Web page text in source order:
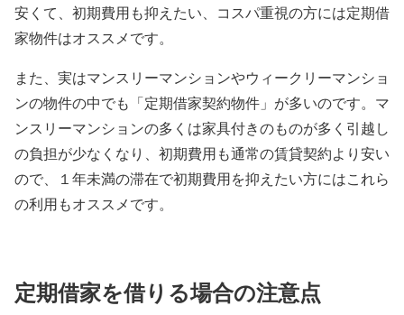
安くて、初期費用も抑えたい、コスパ重視の方には定期借
家物件はオススメです。
また、実はマンスリーマンションやウィークリーマンショ
ンの物件の中でも「定期借家契約物件」が多いのです。マ
ンスリーマンションの多くは家具付きのものが多く引越し
の負担が少なくなり、初期費用も通常の賃貸契約より安い
ので、１年未満の滞在で初期費用を抑えたい方にはこれら
の利用もオススメです。
定期借家を借りる場合の注意点